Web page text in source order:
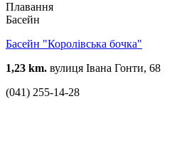
Плавання
Басейн
Басейн "Королівська бочка"
1,23 km. вулиця Івана Гонти, 68
(041) 255-14-28